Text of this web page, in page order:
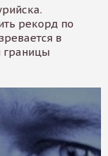
рекорд по
в
границы